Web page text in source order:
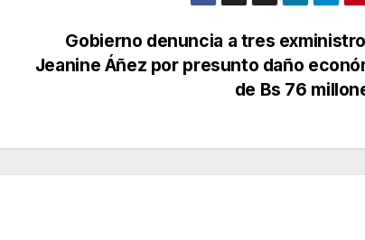
Gobierno denuncia a tres
Jeanine Áñez por presunto daño
de Bs 76